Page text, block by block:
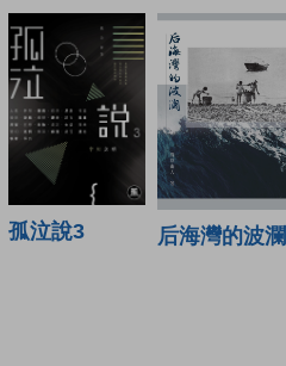
孤泣說3 后海灣的波瀾